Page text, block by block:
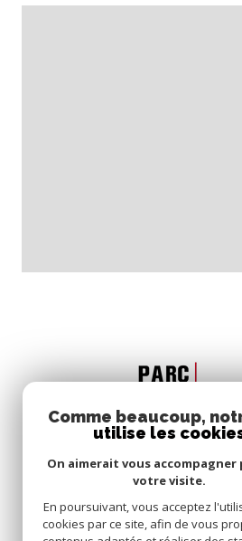
Comme beaucoup,
utilise les
On aimerait vous accompagner
votre visite.
En poursuivant, vous acceptez
cookies par ce site, afin de vous